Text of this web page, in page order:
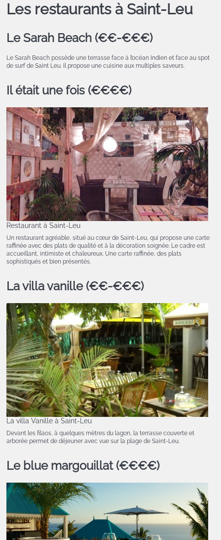
Les restaurants à Saint-Leu
Le Sarah Beach (€€-€€€)
Le Sarah Beach possède une terrasse face à l’océan Indien et face au spot
de surf de Saint Leu. Il propose une cuisine aux multiples saveurs.
Il était une fois (€€€€)
Restaurant à Saint-Leu
Un restaurant agréable, situé au cœur de Saint-Leu, qui propose une carte
raffinée avec des plats de qualité et à la décoration soignée. Le cadre est
accueillant, intimiste et chaleureux. Une carte raffinée, des plats
sophistiqués et bien présentés.
La villa vanille (€€-€€€)
La villa Vanille à Saint-Leu
Devant les filaos, à quelques mètres du lagon, la terrasse couverte et
arborée permet de déjeuner avec vue sur la plage de Saint-Leu.
Le blue margouillat (€€€€)